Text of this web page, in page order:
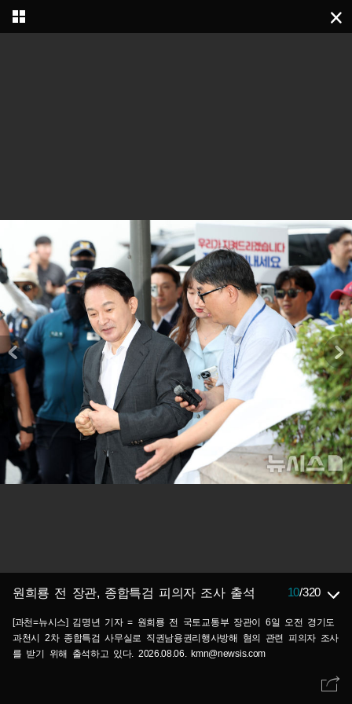
원희룡 전 장관, 종합특검 피의자 조사 출석 10/320
[과천=뉴시스] 김명년 기자 = 원희룡 전 국토교통부 장관이 6일 오전 경기도
과천시 2차 종합특검 사무실로 직권남용권리행사방해 혐의 관련 피의자 조사
를 받기 위해 출석하고 있다. 2026.08.06. kmn@newsis.com